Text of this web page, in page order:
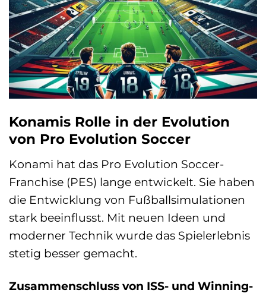
Konamis Rolle in der Evolution
von Pro Evolution Soccer
Konami hat das Pro Evolution Soccer-
Franchise (PES) lange entwickelt. Sie haben
die Entwicklung von Fußballsimulationen
stark beeinflusst. Mit neuen Ideen und
moderner Technik wurde das Spielerlebnis
stetig besser gemacht.
Zusammenschluss von ISS- und Winning-